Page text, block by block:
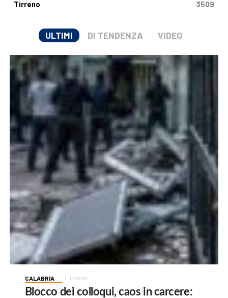
Tirreno 3509
ULTIMI DI TENDENZA VIDEO
CALABRIA 1 ora fa
Blocco dei colloqui, caos in carcere: